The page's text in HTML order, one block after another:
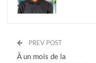
PREV POST
À un mois de la